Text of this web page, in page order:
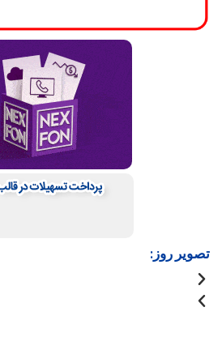
تصویر روز: